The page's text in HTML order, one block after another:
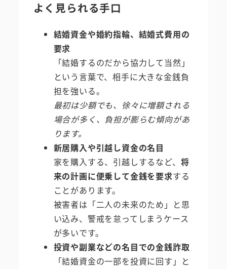
よく見られる手口
結婚資金や婚約指輪、結婚式費用の
要求
「結婚するのだから協力して当然」
という言葉で、相手に大きな金銭負
担を強いる。
最初は少額でも、徐々に増額される
場合が多く、負担が膨らむ傾向があ
ります。
新居購入や引越し資金の名目
家を購入する、引越しするなど、 将
来の計画に便乗して金銭を要求する
ことがあります。
被害者は「二人の未来のため」と思
い込み、警戒を怠ってしまうケース
が多いです。
投資や副業などの名目での金銭詐取
「結婚資金の一部を投資に回す」と